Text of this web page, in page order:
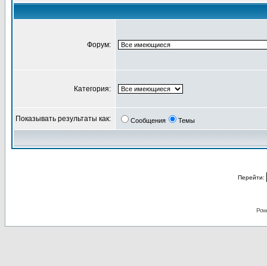
Форум:
Категория:
Показывать результаты как: Сообщения Темы
Перейти: